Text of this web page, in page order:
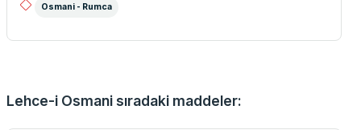
Osmani - Rumca
Lehce-i Osmani sıradaki maddeler: